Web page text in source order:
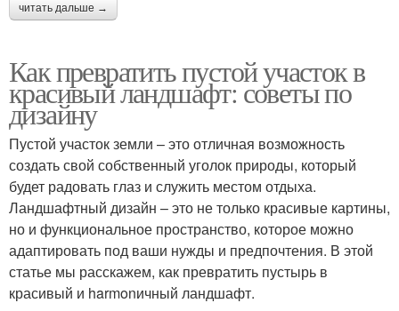
читать дальше →
Как превратить пустой участок в
красивый ландшафт: советы по
дизайну
Пустой участок земли – это отличная возможность
создать свой собственный уголок природы, который
будет радовать глаз и служить местом отдыха.
Ландшафтный дизайн – это не только красивые картины,
но и функциональное пространство, которое можно
адаптировать под ваши нужды и предпочтения. В этой
статье мы расскажем, как превратить пустырь в
красивый и harmonичный ландшафт.